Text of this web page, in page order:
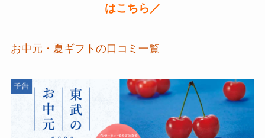
はこちら／
お中元・夏ギフトの口コミ一覧